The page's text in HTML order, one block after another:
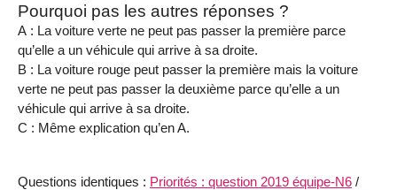
Pourquoi pas les autres réponses ?
A : La voiture verte ne peut pas passer la première parce
qu’elle a un véhicule qui arrive à sa droite.
B : La voiture rouge peut passer la première mais la voiture
verte ne peut pas passer la deuxième parce qu’elle a un
véhicule qui arrive à sa droite.
C : Même explication qu’en A.
Questions identiques : Priorités : question 2019 équipe-N6 /